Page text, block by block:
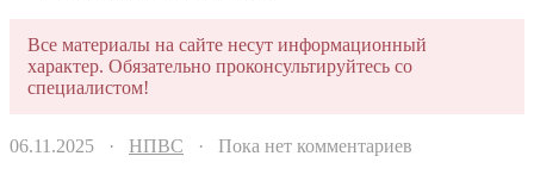
Все материалы на сайте несут информационный
характер. Обязательно проконсультируйтесь со
специалистом!
06.11.2025 · НПВС · Пока нет комментариев